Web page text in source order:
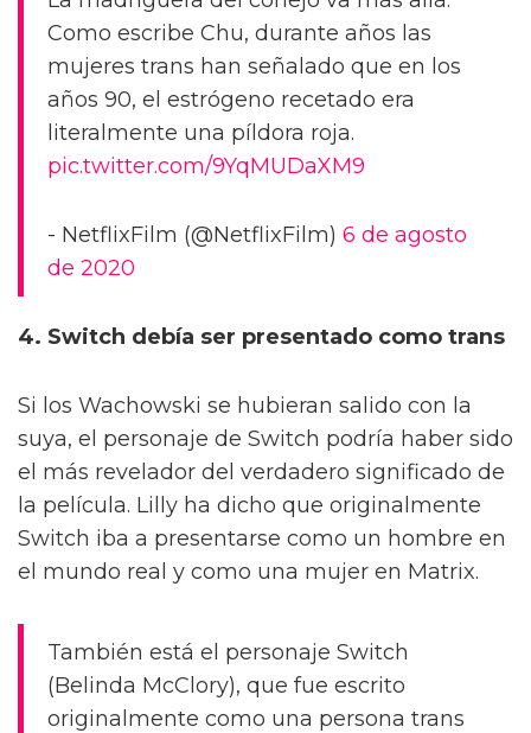
Como escribe Chu, durante años las
mujeres trans han señalado que en los
años 90, el estrógeno recetado era
literalmente una píldora roja.
pic.twitter.com/9YqMUDaXM9
- NetflixFilm (@NetflixFilm) 6 de agosto
de 2020
4. Switch debía ser presentado como trans
Si los Wachowski se hubieran salido con la
suya, el personaje de Switch podría haber sido
el más revelador del verdadero significado de
la película. Lilly ha dicho que originalmente
Switch iba a presentarse como un hombre en
el mundo real y como una mujer en Matrix.
También está el personaje Switch
(Belinda McClory), que fue escrito
originalmente como una persona trans